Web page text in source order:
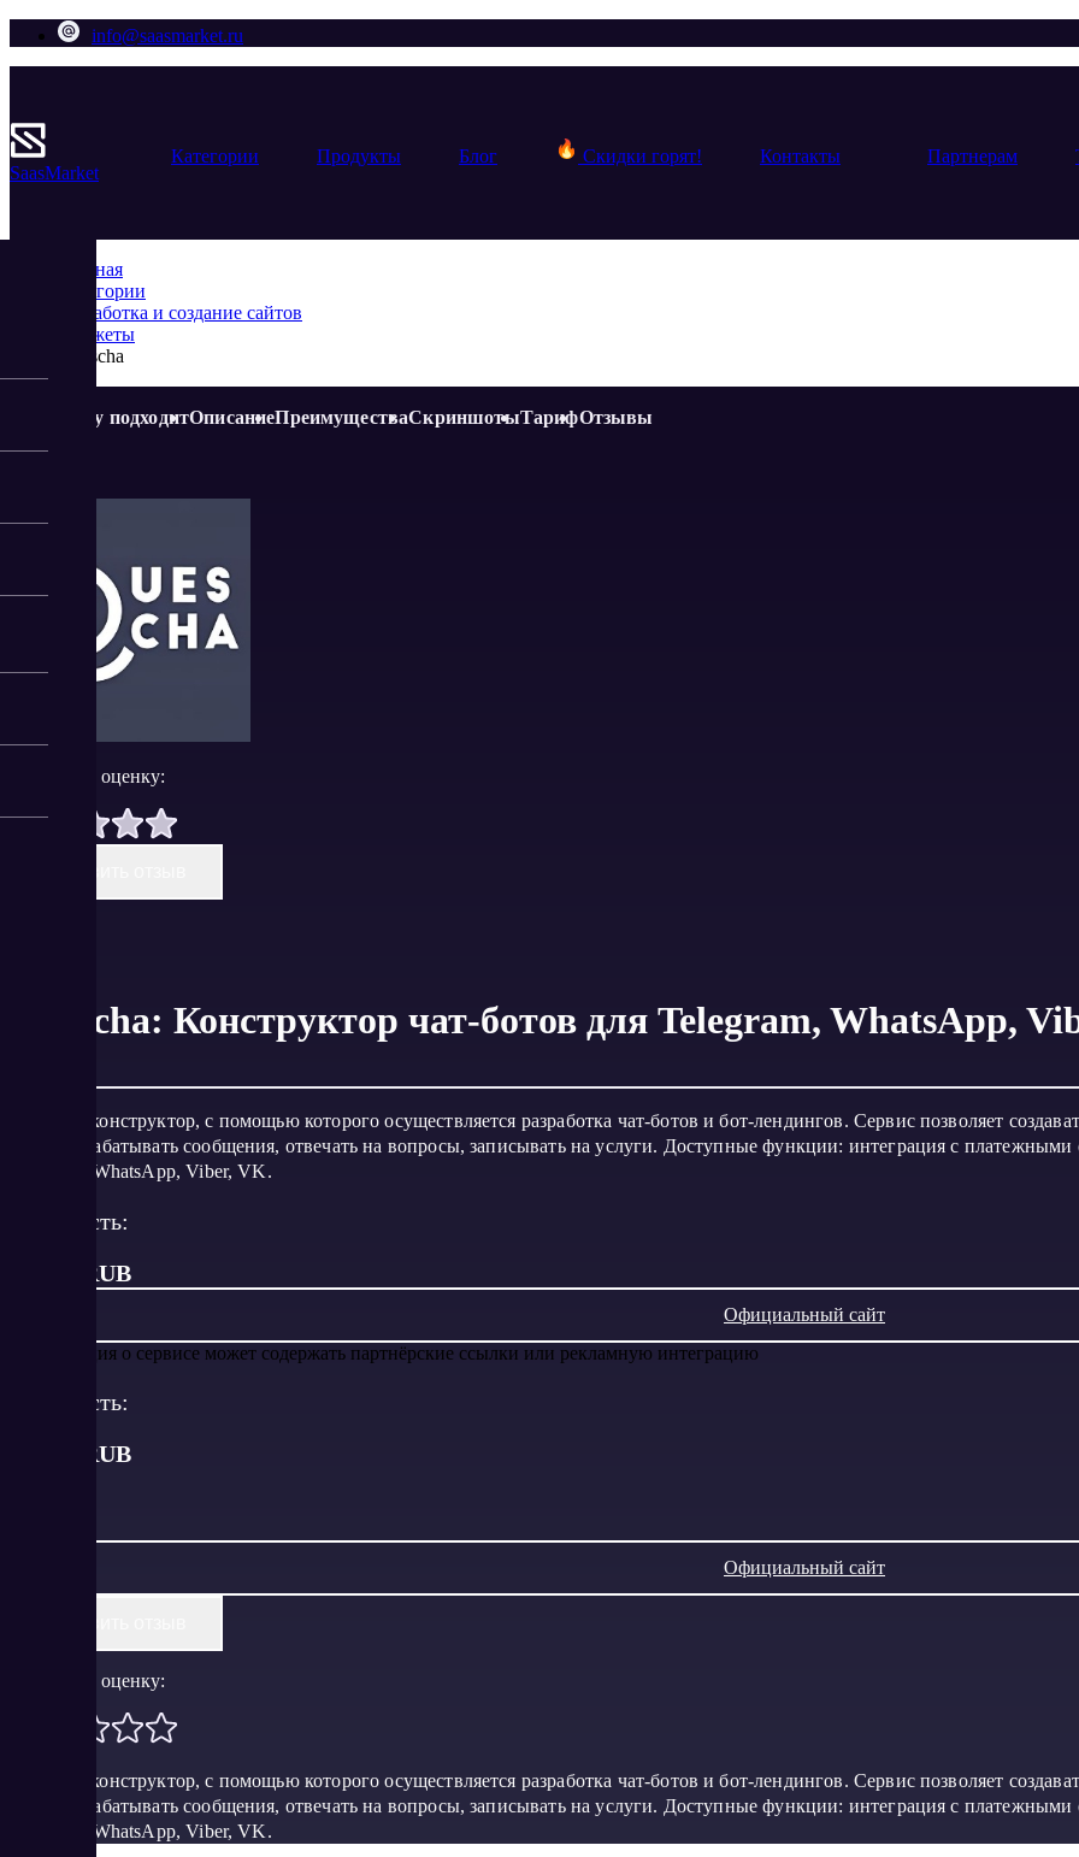
info@saasmarket.ru
SaasMarket
Категории Продукты Блог Скидки горят! Контакты Партнерам
Главная
Категории
Разработка и создание сайтов
Виджеты
Quescha
Кому подходитОписаниеПреимуществаСкриншотыТарифОтзывы
Поставить оценку:
Quescha: Конструктор чат-ботов для Telegram, WhatsApp,
Удобный конструктор, с помощью которого осуществляется разработка чат-ботов и бот-лендингов. Сервис позволяет
могут обрабатывать сообщения, отвечать на вопросы, записывать на услуги. Доступные функции: интеграция с
Telegram, WhatsApp, Viber, VK.
Стоимость:
от 500 RUB
Официальный сайт
Информация о сервисе может содержать партнёрские ссылки или рекламную интеграцию
Стоимость:
RUB
Официальный сайт
Поставить оценку:
Удобный конструктор, с помощью которого осуществляется разработка чат-ботов и бот-лендингов. Сервис позволяет
могут обрабатывать сообщения, отвечать на вопросы, записывать на услуги. Доступные функции: интеграция с
Telegram, WhatsApp, Viber, VK.